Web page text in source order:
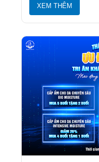
XEM THÊM